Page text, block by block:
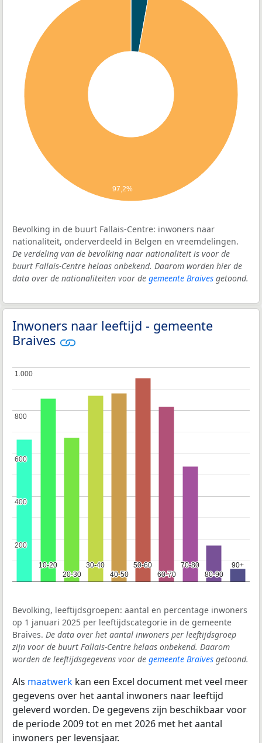
97,2%
Bevolking in de buurt Fallais-Centre: inwoners naar
nationaliteit, onderverdeeld in Belgen en vreemdelingen.
De verdeling van de bevolking naar nationaliteit is voor de
buurt Fallais-Centre helaas onbekend. Daarom worden hier de
data over de nationaliteiten voor de gemeente Braives getoond.
Inwoners naar leeftijd - gemeente
Braives
10-20
10-20
20-30
20-30
30-40
30-40
40-50
40-50
50-60
50-60
60-70
60-70
70-80
70-80
80-90
80-90
90+
90+
200
200
400
400
600
600
800
800
1.000
1.000
Bevolking, leeftijdsgroepen: aantal en percentage inwoners
op 1 januari 2025 per leeftijdscategorie in de gemeente
Braives. De data over het aantal inwoners per leeftijdsgroep
zijn voor de buurt Fallais-Centre helaas onbekend. Daarom
worden de leeftijdsgegevens voor de gemeente Braives getoond.
Als maatwerk kan een Excel document met veel meer
gegevens over het aantal inwoners naar leeftijd
geleverd worden. De gegevens zijn beschikbaar voor
de periode 2009 tot en met 2026 met het aantal
inwoners per levensjaar.